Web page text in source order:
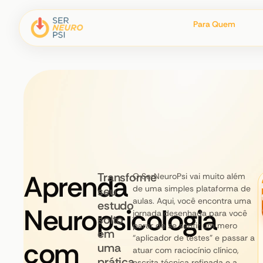
Para Quem
Aprenda
Neuropsicologia
com
Transforme
seu
estudo
solto
em
uma
O SerNeuroPsi vai muito além
de uma simples plataforma de
aulas. Aqui, você encontra uma
jornada desenhada para você
parar de se sentir um mero
“aplicador de testes” e passar a
atuar com raciocínio clínico,